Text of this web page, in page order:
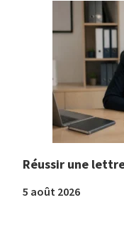
Réussir une
5 août 2026